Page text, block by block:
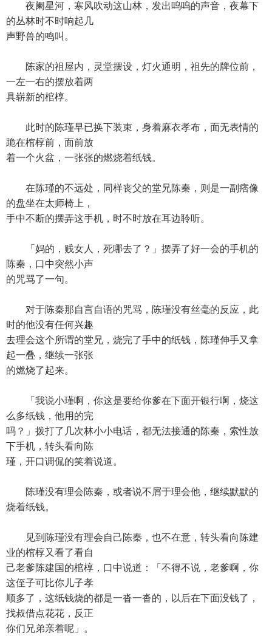
夜阑星河，寒风吹动这山林，发出呜呜的声音，夜幕下
的丛林时不时响起几
声野兽的鸣叫。
陈家的祖屋内，灵堂摆设，灯火通明，祖先的牌位前，
一左一右的摆放着两
具崭新的棺椁。
此时的陈瑾早已换下装束，身着麻衣孝布，面无表情的
跪在棺椁前，面前放
着一个火盆，一张张的燃烧着纸钱。
在陈瑾的不远处，同样丧父的堂兄陈秦，则是一副痞像
的盘坐在太师椅上，
手中不断的摆弄这手机，时不时放在耳边聆听。
「妈的，贱女人，死哪去了？」摆弄了好一会的手机的
陈秦，口中突然小声
的咒骂了一句。
对于陈秦那自言自语的咒骂，陈瑾没有丝毫的反应，此
时的他没有任何兴趣
去理会这个所谓的堂兄，烧完了手中的纸钱，陈瑾伸手又拿
起一叠，继续一张张
的燃烧了起来。
「我说小瑾啊，你这是要给你爹在下面开银行啊，烧这
么多纸钱，他用的完
吗？」拨打了几次林小小电话，都无法接通的陈秦，索性放
下手机，转头看向陈
瑾，开口调侃的笑着说道。
陈瑾没有理会陈秦，或者说不屑于理会他，继续默默的
烧着纸钱。
见到陈瑾没有理会自己陈秦，也不在意，转头看向陈建
业的棺椁又看了看自
己老爹陈建国的棺椁，口中说道：「不得不说，老爹啊，你
这侄子可比你儿子孝
顺多了，这纸钱烧的都是一沓一沓的，以后在下面没钱了，
找叔借点花花，反正
你们兄弟亲着呢」。